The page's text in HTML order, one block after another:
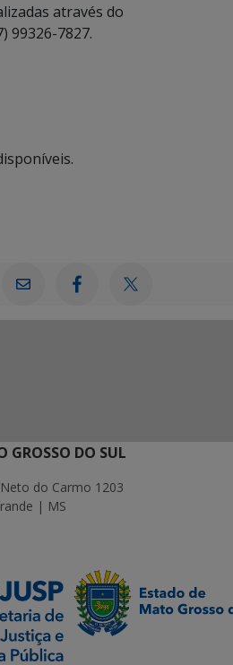
através do
99326-7827.
GROSSO DO SUL
do Carmo 1203
| MS